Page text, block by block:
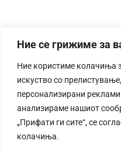
Ние се грижиме за
Ние користиме колачиња
искуство со
персонализирани
анализираме нашиот
„Прифати ги сите“, се
колачиња.